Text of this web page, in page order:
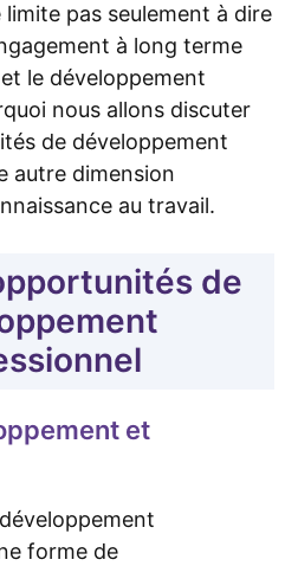
pas seulement à dire
à long terme
le développement
nous allons discuter
de développement
autre dimension
au travail.
de
et
forme de